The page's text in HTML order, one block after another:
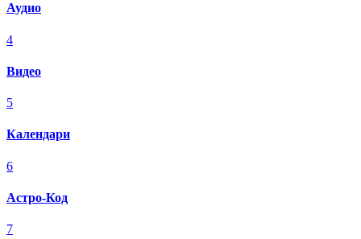
Аудио
4
Видео
5
Календари
6
Астро-Код
7